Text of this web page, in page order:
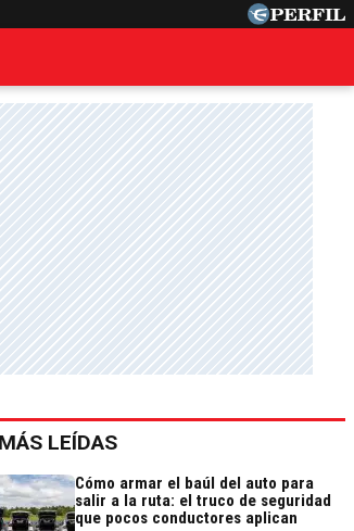
LEÍDAS
Cómo armar el baúl del auto para
salir a la ruta: el truco de seguridad
que pocos conductores aplican